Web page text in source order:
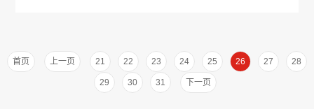
首页 上一页 21 22 23 24 25 26 27 28
29 30 31 下一页